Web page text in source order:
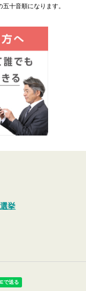
十音順になります。
挙